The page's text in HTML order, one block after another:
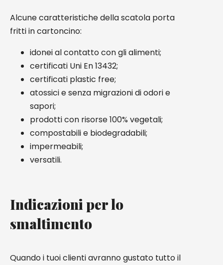
Alcune caratteristiche della scatola porta
fritti in cartoncino:
idonei al contatto con gli alimenti;
certificati Uni En 13432;
certificati plastic free;
atossici e senza migrazioni di odori e
sapori;
prodotti con risorse 100% vegetali;
compostabili e biodegradabili;
impermeabili;
versatili.
Indicazioni per lo
smaltimento
Quando i tuoi clienti avranno gustato tutto il